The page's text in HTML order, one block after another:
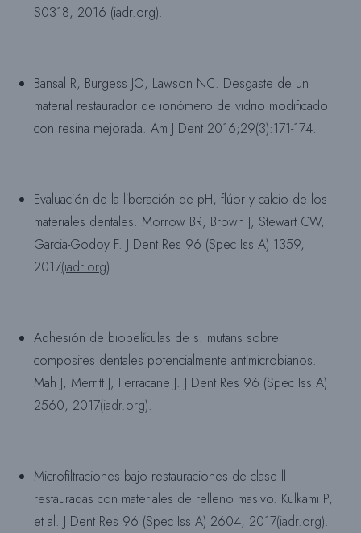
S0318, 2016 (iadr.org).
Bansal R, Burgess JO, Lawson NC. Desgaste de un
material restaurador de ionómero de vidrio modificado
con resina mejorada. Am J Dent 2016;29(3):171-174.
Evaluación de la liberación de pH, flúor y calcio de los
materiales dentales. Morrow BR, Brown J, Stewart CW,
Garcia-Godoy F. J Dent Res 96 (Spec Iss A) 1359,
2017(iadr.org).
Adhesión de biopelículas de s. mutans sobre
composites dentales potencialmente antimicrobianos.
Mah J, Merritt J, Ferracane J. J Dent Res 96 (Spec Iss A)
2560, 2017(iadr.org).
Microfiltraciones bajo restauraciones de clase ll
restauradas con materiales de relleno masivo. Kulkami P,
et al. J Dent Res 96 (Spec Iss A) 2604, 2017(iadr.org).